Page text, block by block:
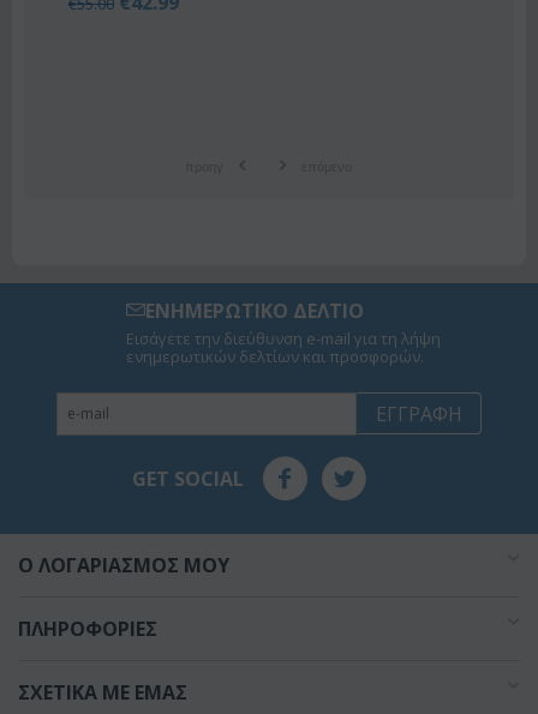
ΕΝΗΜΕΡΩΤΙΚΟ ΔΕΛΤΙΟ
Εισάγετε την διεύθυνση e-mail για τη λήψη
ενημερωτικών δελτίων και προσφορών.
ΕΓΓΡΑΦΉ
GET SOCIAL
O ΛΟΓΑΡΙΑΣΜΌΣ ΜΟΥ
ΠΛΗΡΟΦΟΡΊΕΣ
ΣΧΕΤΙΚΆ ΜΕ ΕΜΆΣ